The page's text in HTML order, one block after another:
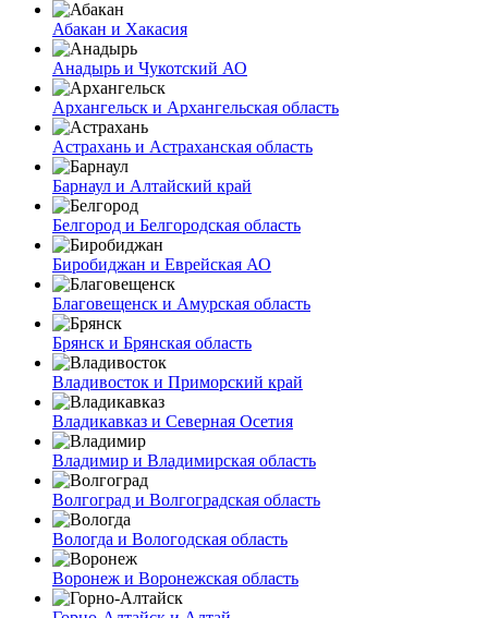
Абакан и Хакасия
Анадырь и Чукотский АО
Архангельск и Архангельская область
Астрахань и Астраханская область
Барнаул и Алтайский край
Белгород и Белгородская область
Биробиджан и Еврейская АО
Благовещенск и Амурская область
Брянск и Брянская область
Владивосток и Приморский край
Владикавказ и Северная Осетия
Владимир и Владимирская область
Волгоград и Волгоградская область
Вологда и Вологодская область
Воронеж и Воронежская область